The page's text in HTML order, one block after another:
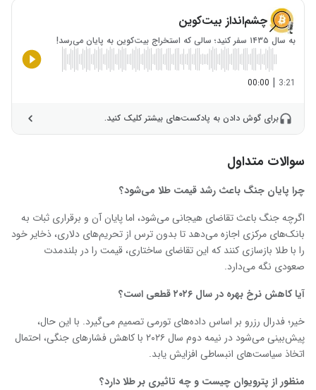
چشم‌انداز بیت‌کوین
به سال ۱۴۳۵ سفر کنید؛ سالی که استخراج بیت‌کوین به پایان می‌رسد!
3:21
|
00:00
برای گوش دادن به پادکست‌های بیشتر کلیک کنید.
سوالات متداول
چرا پایان جنگ باعث رشد قیمت طلا می‌شود؟
اگرچه جنگ باعث تقاضای هیجانی می‌شود، اما پایان آن و برقراری ثبات به
بانک‌های مرکزی اجازه می‌دهد تا بدون ترس از تحریم‌های دلاری، ذخایر خود
را با طلا بازسازی کنند که این تقاضای ساختاری، قیمت را در بلندمدت
صعودی نگه می‌دارد.
آیا کاهش نرخ بهره در سال ۲۰۲۶قطعی است؟
خیر؛ فدرال رزرو بر اساس داده‌های تورمی تصمیم می‌گیرد. با این حال،
پیش‌بینی می‌شود در نیمه دوم سال ۲۰۲۶ با کاهش فشارهای جنگی، احتمال
اتخاذ سیاست‌های انبساطی افزایش یابد.
منظور از پترویوان چیست و چه تاثیری بر طلا دارد؟